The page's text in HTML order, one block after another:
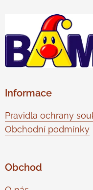
Informace
Pravidla ochrany
Obchodní podmínky
Obchod